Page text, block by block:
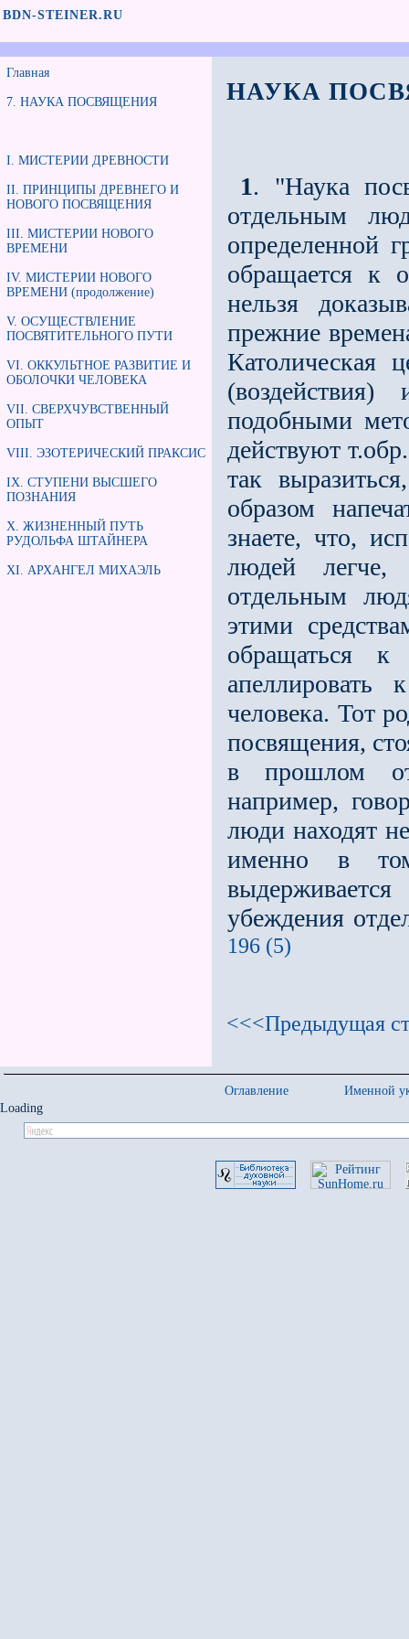
BDN-STEINER.RU
Главная
7. НАУКА ПОСВЯЩЕНИЯ
I. МИСТЕРИИ ДРЕВНОСТИ
II. ПРИНЦИПЫ ДРЕВНЕГО И
НОВОГО ПОСВЯЩЕНИЯ
III. МИСТЕРИИ НОВОГО
ВРЕМЕНИ
IV. МИСТЕРИИ НОВОГО
ВРЕМЕНИ (продолжение)
V. ОСУЩЕСТВЛЕНИЕ
ПОСВЯТИТЕЛЬНОГО ПУТИ
VI. ОККУЛЬТНОЕ РАЗВИТИЕ И
ОБОЛОЧКИ ЧЕЛОВЕКА
VII. СВЕРХЧУВСТВЕННЫЙ
ОПЫТ
VIII. ЭЗОТЕРИЧЕСКИЙ ПРАКСИС
IX. СТУПЕНИ ВЫСШЕГО
ПОЗНАНИЯ
X. ЖИЗНЕННЫЙ ПУТЬ
РУДОЛЬФА ШТАЙНЕРА
XI. АРХАНГЕЛ МИХАЭЛЬ
НАУКА
1. "Наука
отдельным
определенной
обращается к
нельзя
прежние
Католическая
подобными
действуют
так
образом
знаете, что,
людей
отдельным
этими
обращаться
апеллировать
человека. Тот
посвящения,
в прошлом
например,
люди находят
именно в
убеждения
196 (5)
<<<Предыдущая
Оглавление
Именной
Loading